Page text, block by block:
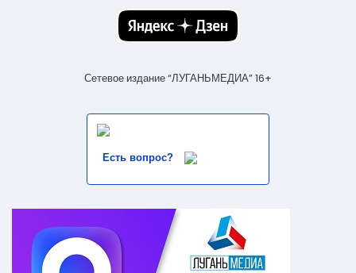
Сетевое издание “ЛУГАНЬМЕДИА” 16+
Есть вопрос?